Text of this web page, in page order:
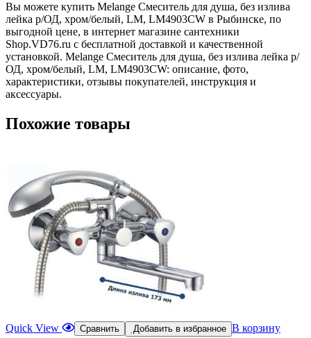
Вы можете купить Melange Смеситель для душа, без излива
лейка р/ОД, хром/белый, LM, LM4903CW в Рыбинске, по
выгодной цене, в интернет магазине сантехники
Shop.VD76.ru с бесплатной доставкой и качественной
установкой. Melange Смеситель для душа, без излива лейка р/
ОД, хром/белый, LM, LM4903CW: описание, фото,
характеристики, отзывы покупателей, инструкция и
аксессуары.
Похожие товары
Quick View Сравнить Добавить в избранное В корзину